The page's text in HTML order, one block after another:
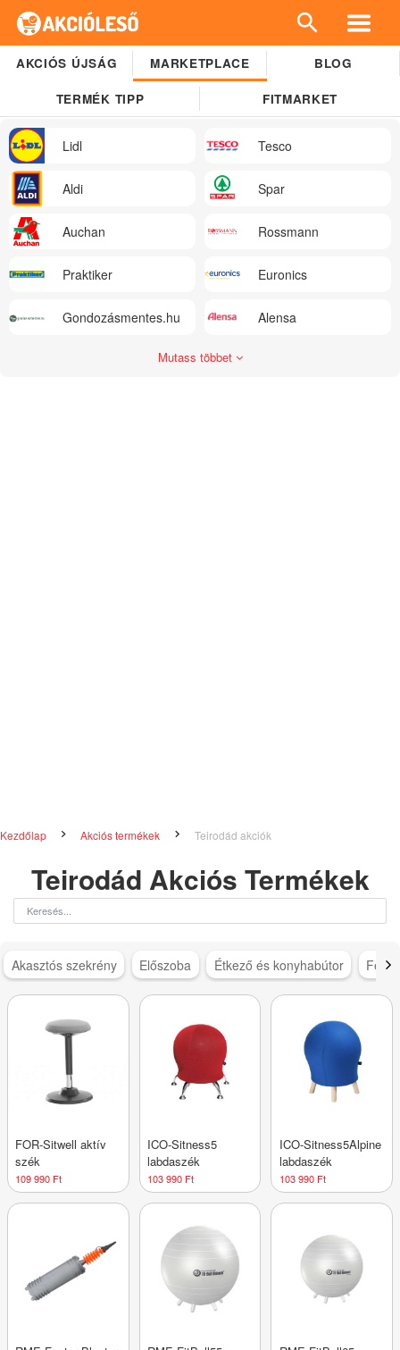
AKCIÓS ÚJSÁG MARKETPLACE BLOG
TERMÉK TIPP FITMARKET
Lidl Tesco
Aldi Spar
Auchan Rossmann
Praktiker Euronics
Gondozásmentes.hu Alensa
Mutass többet
Kezdőlap Akciós termékek Teirodád akciók
Teirodád Akciós Termékek
Akasztós szekrény Előszoba Étkező és konyhabútor
FOR-Sitwell aktív
szék
109 990 Ft
ICO-Sitness5
labdaszék
103 990 Ft
ICO-Sitness5Alpine
labdaszék
103 990 Ft